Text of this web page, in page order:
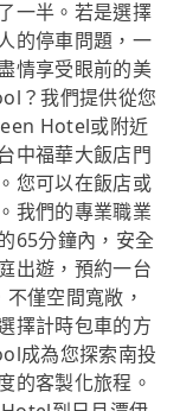
一半。若是選擇
的停車問題，一
情享受眼前的美
？我們提供從您
Hotel或附近
中福華大飯店門
您可以在飯店或
我們的專業職業
65分鐘內，安全
出遊，預約一台
僅空間寬敞，
擇計時包車的方
成為您探索南投
的客製化旅程。